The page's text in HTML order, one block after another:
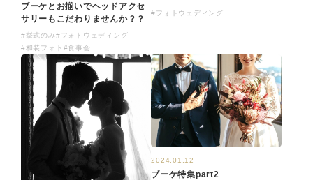
ブーケとお揃いでヘッドアクセ
サリーもこだわりませんか？？
#挙式のみ#フォトウェディング
#和装フォト #食事会
#フォトウェディング
2024.01.12
ブーケ特集part2